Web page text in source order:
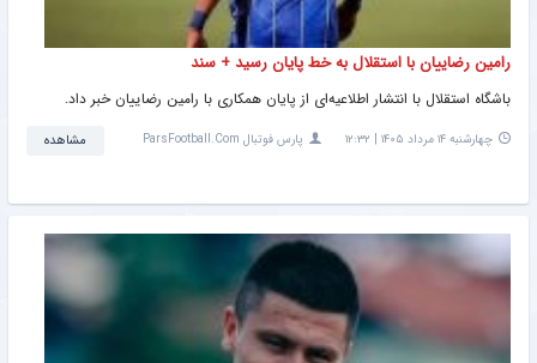
رامین رضاییان با استقلال به خط پایان رسید + سند
باشگاه استقلال با انتشار اطلاعیه‌ای از پایان همکاری با رامین رضاییان خبر داد.
چهارشنبه ۱۴ مرداد ۱۴۰۵ | ۱۲:۳۲ پارس فوتبال ParsFootball.Com مشاهده